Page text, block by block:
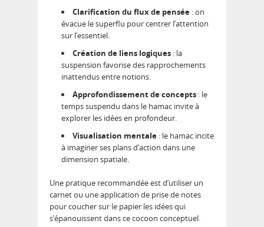
Clarification du flux de pensée : on
évacue le superflu pour centrer l’attention
sur l’essentiel.
Création de liens logiques : la
suspension favorise des rapprochements
inattendus entre notions.
Approfondissement de concepts : le
temps suspendu dans le hamac invite à
explorer les idées en profondeur.
Visualisation mentale : le hamac incite
à imaginer ses plans d’action dans une
dimension spatiale.
Une pratique recommandée est d’utiliser un
carnet ou une application de prise de notes
pour coucher sur le papier les idées qui
s’épanouissent dans ce cocoon conceptuel.